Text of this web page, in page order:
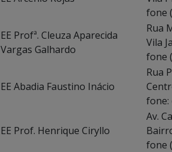
fone
EE Profª. Cleuza Aparecida
Vargas Galhardo
fone
EE Abadia Faustino Inácio
Rua
fone:
EE Prof. Henrique Ciryllo
fone